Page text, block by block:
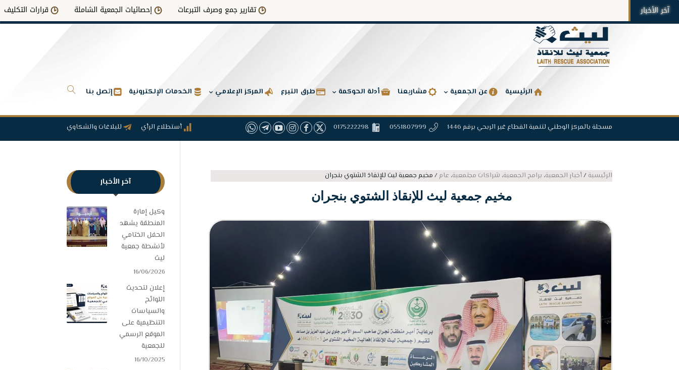
آخر الأخبار تقارير جمع وصرف التبرعات إحصائيات الجمعية الشاملة قرارات التكليف أو التعيين
الرئيسية عن الجمعية مشاريعنا أدلة الحوكمة طرق التبرع المركز الإعلامي الخدمات الإلكترونية إتصل بنا
مسجلة بالمركز الوطني لتنمية القطاع غير الربحي برقم 1446 0551807999
0175222298 أستطلاع الرأي للبلاغات والشكاوي
الرئيسية /أخبار الجمعية، برامج الجمعية، شراكات مجتمعية، عام / مخيم جمعية ليث للإنقاذ الشتوي بنجران
مخيم جمعية ليث للإنقاذ الشتوي بنجران
آخر الأخبار
وكيل إمارة
المنطقة يشهد
الحفل الختامي
لأنشطة جمعية
ليث
16/06/2026
إعلان لتحديث
اللوائح
والسياسات
التنظيمية على
الموقع الرسمي
للجمعية
16/10/2025